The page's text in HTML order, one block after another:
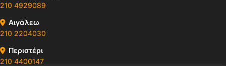
210 4929089
Αιγάλεω
210 2204030
Περιστέρι
210 4400147